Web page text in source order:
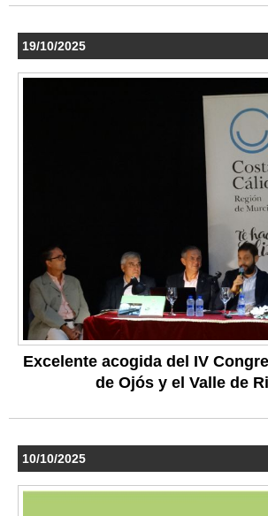
19/10/2025
Excelente acogida del IV
de Ojós y el Valle de
10/10/2025